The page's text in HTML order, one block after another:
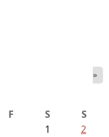
»
F S
S
1
2